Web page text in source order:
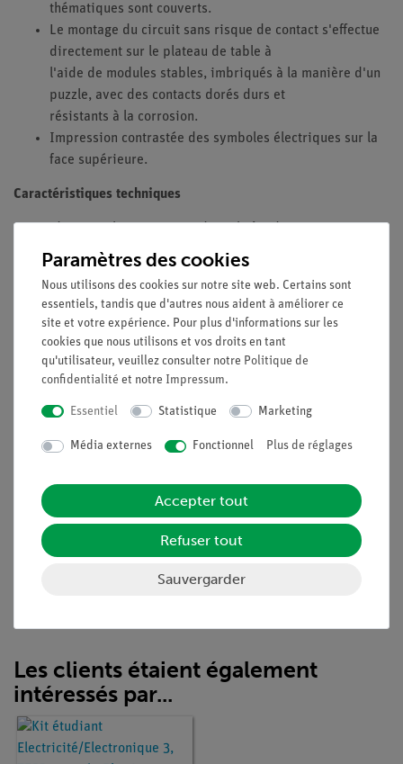
thématiques sont couverts.
Le montage du circuit sans risque de contact s'effectue
directement sur le plateau de table à
l'aide de modules stables, imbriqués à la manière d'un
puzzle, avec des contacts dorés durs et
résistants à la corrosion.
Impression contrastée des symboles électriques sur la
face supérieure.
Caractéristiques techniques
Le set d'appareils se compose d'une boîte de rangement et
contient tous les composants de base
nécessaires à la réalisation des expériences. La boîte solide
et empilable est équipée d'un insert en
mousse parfaitement adapté qui protège les composants et
permet de vérifier rapidement s'ils sont
complets.
Contenu de livraison
Accessoires
Médias / Téléchargements
Les clients étaient également
intéressés par...
Paramètres des cookies
Nous utilisons des cookies sur notre site web. Certains sont
essentiels, tandis que d'autres nous aident à améliorer ce
site et votre expérience. Pour plus d'informations sur les
cookies que nous utilisons et vos droits en tant
qu'utilisateur, veuillez consulter notre Politique de
confidentialité et notre Impressum.
Essentiel Statistique Marketing
Média externes Fonctionnel Plus de réglages
Accepter tout
Refuser tout
Sauvergarder